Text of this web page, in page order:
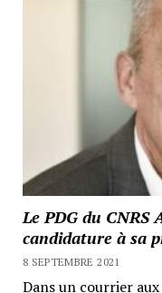
Le PDG du CNRS
candidature à sa
8 SEPTEMBRE 2021
Dans un courrier